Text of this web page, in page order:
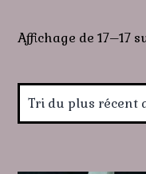
Affichage de 17–17